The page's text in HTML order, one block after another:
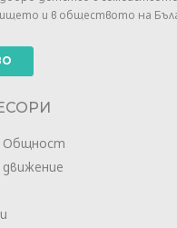
и в обществото на
Общност